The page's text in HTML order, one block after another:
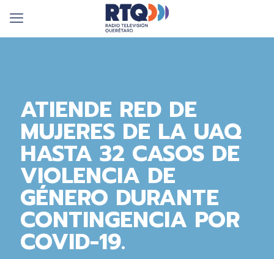
ATIENDE RED DE
MUJERES DE LA UAQ
HASTA 32 CASOS DE
VIOLENCIA DE
GÉNERO DURANTE
CONTINGENCIA POR
COVID-19.